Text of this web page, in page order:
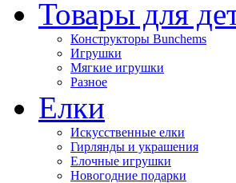
Товары для
Конструкторы Bunchems
Игрушки
Мягкие игрушки
Разное
Елки
Искусственные елки
Гирлянды и украшения
Елочные игрушки
Новогодние подарки